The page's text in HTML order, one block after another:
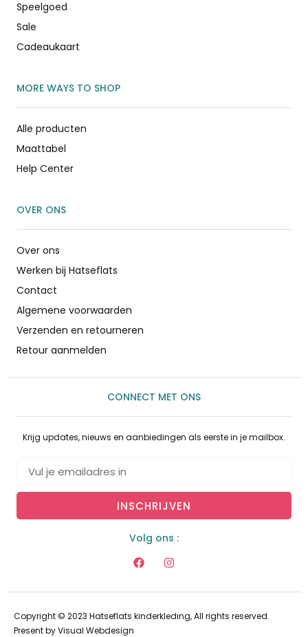
Speelgoed
Sale
Cadeaukaart
MORE WAYS TO SHOP
Alle producten
Maattabel
Help Center
OVER ONS
Over ons
Werken bij Hatseflats
Contact
Algemene voorwaarden
Verzenden en retourneren
Retour aanmelden
CONNECT MET ONS
Krijg updates, nieuws en aanbiedingen als eerste in je mailbox.
INSCHRIJVEN
Volg ons :
Copyright © 2023 Hatseflats kinderkleding, All rights reserved.
Present byVisual Webdesign